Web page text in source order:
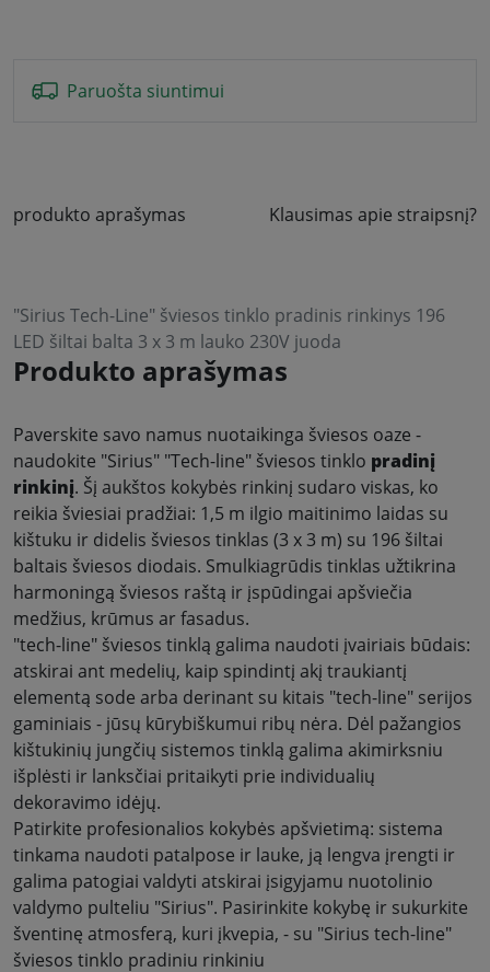
Paruošta siuntimui
produkto aprašymas Klausimas apie straipsnį?
"Sirius Tech-Line" šviesos tinklo pradinis rinkinys 196
LED šiltai balta 3 x 3 m lauko 230V juoda
Produkto aprašymas
Paverskite savo namus nuotaikinga šviesos oaze -
naudokite "Sirius" "Tech-line" šviesos tinklo pradinį
rinkinį. Šį aukštos kokybės rinkinį sudaro viskas, ko
reikia šviesiai pradžiai: 1,5 m ilgio maitinimo laidas su
kištuku ir didelis šviesos tinklas (3 x 3 m) su 196 šiltai
baltais šviesos diodais. Smulkiagrūdis tinklas užtikrina
harmoningą šviesos raštą ir įspūdingai apšviečia
medžius, krūmus ar fasadus.
"tech-line" šviesos tinklą galima naudoti įvairiais būdais:
atskirai ant medelių, kaip spindintį akį traukiantį
elementą sode arba derinant su kitais "tech-line" serijos
gaminiais - jūsų kūrybiškumui ribų nėra. Dėl pažangios
kištukinių jungčių sistemos tinklą galima akimirksniu
išplėsti ir lanksčiai pritaikyti prie individualių
dekoravimo idėjų.
Patirkite profesionalios kokybės apšvietimą: sistema
tinkama naudoti patalpose ir lauke, ją lengva įrengti ir
galima patogiai valdyti atskirai įsigyjamu nuotolinio
valdymo pulteliu "Sirius". Pasirinkite kokybę ir sukurkite
šventinę atmosferą, kuri įkvepia, - su "Sirius tech-line"
šviesos tinklo pradiniu rinkiniu